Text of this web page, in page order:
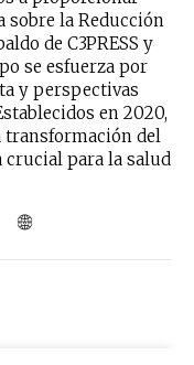
vapeo y la
la Reducción
de C3PRESS y
se esfuerza por
y perspectivas
en 2020,
transformación del
para la salud